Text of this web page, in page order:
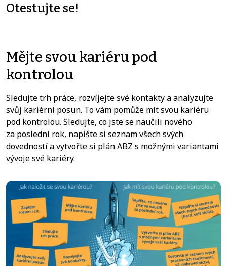
Otestujte se!
Mějte svou kariéru pod
kontrolou
Sledujte trh práce, rozvíjejte své kontakty a analyzujte
svůj kariérní posun. To vám pomůže mít svou kariéru
pod kontrolou. Sledujte, co jste se naučili nového
za poslední rok, napište si seznam všech svých
dovedností a vytvořte si plán ABZ s možnými variantami
vývoje své kariéry.